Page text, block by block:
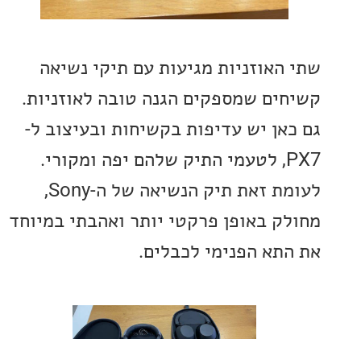
מגיעות עם תיקי נשיאה
שמספקים הגנה טובה לאוזניות.
יש עדיפות בקשיחות ובעיצוב ל-
PX7, לטעמי התיק שלהם יפה ומקורי.
לעומת זאת תיק הנשיאה של ה-Sony,
באופן פרקטי יותר ואהבתי במיוחד
הפנימי לכבלים.